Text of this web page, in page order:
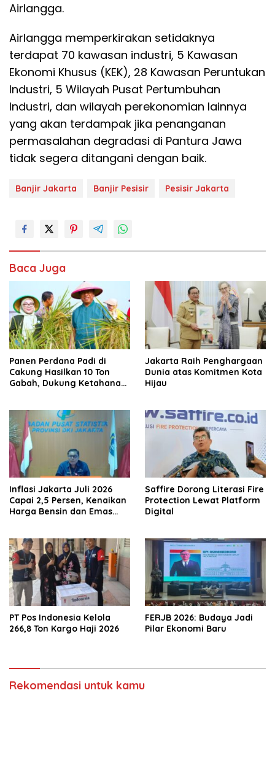
Airlangga.
Airlangga memperkirakan setidaknya
terdapat 70 kawasan industri, 5 Kawasan
Ekonomi Khusus (KEK), 28 Kawasan Peruntukan
Industri, 5 Wilayah Pusat Pertumbuhan
Industri, dan wilayah perekonomian lainnya
yang akan terdampak jika penanganan
permasalahan degradasi di Pantura Jawa
tidak segera ditangani dengan baik.
Banjir Jakarta Banjir Pesisir Pesisir Jakarta
Baca Juga
Panen Perdana Padi di
Cakung Hasilkan 10 Ton
Gabah, Dukung Ketahanan
Jakarta Raih Penghargaan
Dunia atas Komitmen Kota
Hijau
Inflasi Jakarta Juli 2026
Capai 2,5 Persen, Kenaikan
Harga Bensin dan Emas
Saffire Dorong Literasi Fire
Protection Lewat Platform
Digital
PT Pos Indonesia Kelola
266,8 Ton Kargo Haji 2026
FERJB 2026: Budaya Jadi
Pilar Ekonomi Baru
Rekomendasi untuk kamu